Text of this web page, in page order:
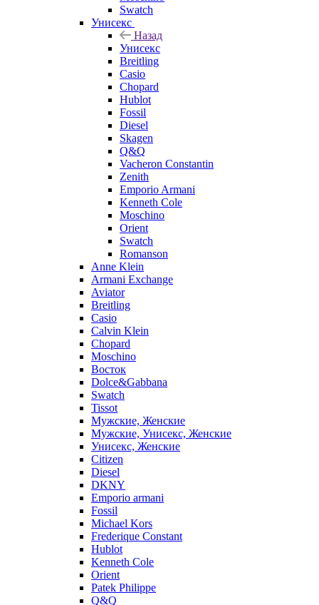
Swatch
Унисекс
Назад
Унисекс
Breitling
Casio
Chopard
Hublot
Fossil
Diesel
Skagen
Q&Q
Vacheron Constantin
Zenith
Emporio Armani
Kenneth Cole
Moschino
Orient
Swatch
Romanson
Anne Klein
Armani Exchange
Aviator
Breitling
Casio
Calvin Klein
Chopard
Moschino
Восток
Dolce&Gabbana
Swatch
Tissot
Мужские, Женские
Мужские, Унисекс, Женские
Унисекс, Женские
Citizen
Diesel
DKNY
Emporio armani
Fossil
Michael Kors
Frederique Constant
Hublot
Kenneth Cole
Orient
Patek Philippe
Q&Q